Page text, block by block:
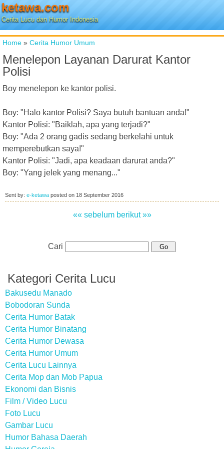
ketawa.com
Cerita Lucu dan Humor Indonesia
Home » Cerita Humor Umum
Menelepon Layanan Darurat Kantor
Polisi
Boy menelepon ke kantor polisi.
Boy: "Halo kantor Polisi? Saya butuh bantuan anda!"
Kantor Polisi: "Baiklah, apa yang terjadi?"
Boy: "Ada 2 orang gadis sedang berkelahi untuk
memperebutkan saya!"
Kantor Polisi: "Jadi, apa keadaan darurat anda?"
Boy: "Yang jelek yang menang..."
Sent by: e-ketawa posted on 18 September 2016
«« sebelum berikut »»
Cari
Kategori Cerita Lucu
Bakusedu Manado
Bobodoran Sunda
Cerita Humor Batak
Cerita Humor Binatang
Cerita Humor Dewasa
Cerita Humor Umum
Cerita Lucu Lainnya
Cerita Mop dan Mob Papua
Ekonomi dan Bisnis
Film / Video Lucu
Foto Lucu
Gambar Lucu
Humor Bahasa Daerah